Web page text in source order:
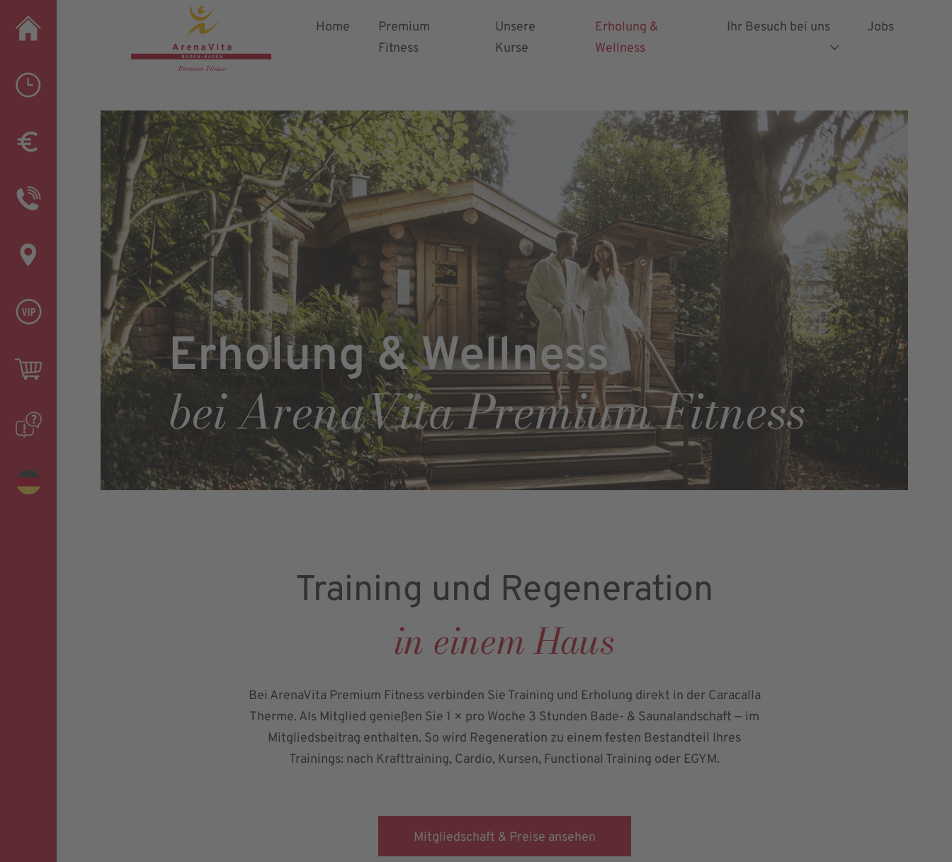
Home
Premium
Fitness
Unsere
Kurse
Erholung &
Wellness
Ihr Besuch bei uns Jobs
Erholung & Wellness
bei ArenaVita Premium Fitness
Training und Regeneration
in einem Haus
Bei ArenaVita Premium Fitness verbinden Sie Training und Erholung direkt in der Caracalla
Therme. Als Mitglied genießen Sie 1 × pro Woche 3 Stunden Bade- & Saunalandschaft — im
Mitgliedsbeitrag enthalten. So wird Regeneration zu einem festen Bestandteil Ihres
Trainings: nach Krafttraining, Cardio, Kursen, Functional Training oder EGYM.
Mitgliedschaft & Preise ansehen